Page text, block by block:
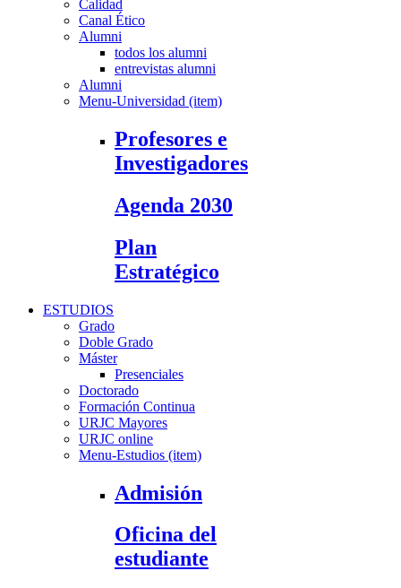
Calidad
Canal Ético
Alumni
todos los alumni
entrevistas alumni
Alumni
Menu-Universidad (item)
Profesores e
Investigadores
Agenda 2030
Plan
Estratégico
ESTUDIOS
Grado
Doble Grado
Máster
Presenciales
Doctorado
Formación Continua
URJC Mayores
URJC online
Menu-Estudios (item)
Admisión
Oficina del
estudiante